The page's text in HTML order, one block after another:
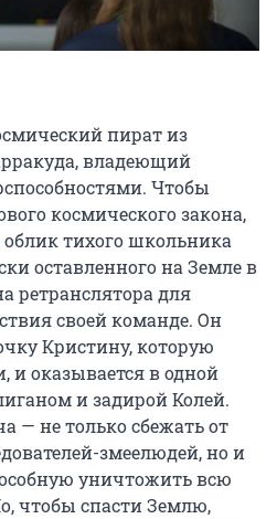
пират из
владеющий
Чтобы
космического закона,
тихого школьника
оставленного на Земле в
ретранслятора для
своей команде. Он
Кристину, которую
и оказывается в одной
и задирой Колей.
— не только сбежать от
змеелюдей, но и
уничтожить всю
чтобы спасти Землю,